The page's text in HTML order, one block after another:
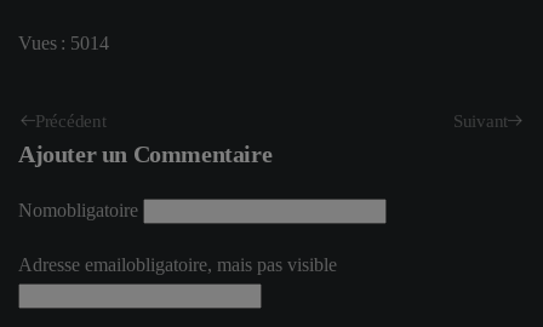
Vues : 5014
Précédent Suivant
Ajouter un Commentaire
Nomobligatoire
Adresse emailobligatoire, mais pas visible